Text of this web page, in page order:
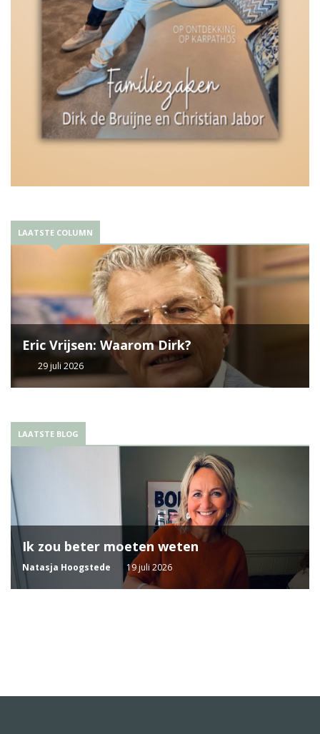
LAATSTE COLUMN
Eric Vrijsen: Waarom Dirk?
29 juli 2026
LAATSTE BLOG
Ik zou beter moeten weten
Natasja Hoogstede 19 juli 2026